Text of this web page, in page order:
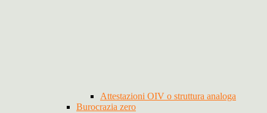
Attestazioni OIV o struttura analoga
Burocrazia zero